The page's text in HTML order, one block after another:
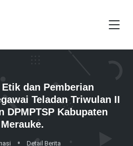
dan Pemberian
Teladan Triwulan II
DPMPTSP Kabupaten
Merauke.
Detail Berita